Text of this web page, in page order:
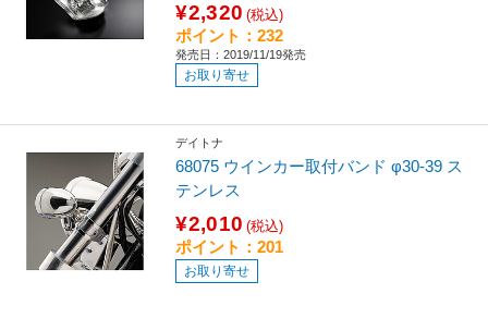
¥2,320 (税込)
ポイント：232
発売日：2019/11/19発売
お取り寄せ
デイトナ
68075 ウインカー取付バンド φ30-39 ス
テンレス
¥2,010 (税込)
ポイント：201
お取り寄せ